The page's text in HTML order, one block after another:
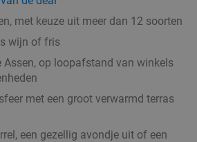
met keuze uit meer dan 12 soorten
wijn of fris
Assen, op loopafstand van winkels
met een groot verwarmd terras
een gezellig avondje uit of een